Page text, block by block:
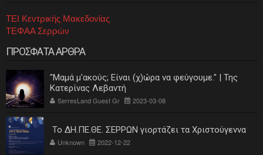
ΤΕΙ Κεντρικής Μακεδονίας
ΤΕΦΑΑ Σερρών
ΠΡΟΣΦΑΤΑ ΑΡΘΡΑ
"Μαμά μ'ακούς; Είναι (χ)ώρα να φεύγουμε." | Της
Κατερίνας Λεβαντή
SerresLand Guest Gr 2023-03-08
Το ΔΗ.ΠΕ.ΘΕ. ΣΕΡΡΩΝ γιορτάζει τα Χριστούγεννα
Unknown 2022-12-22